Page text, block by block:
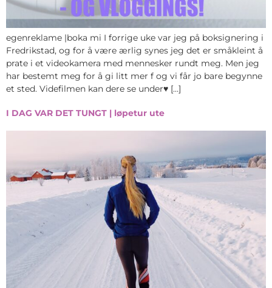
egenreklame |boka mi I forrige uke var jeg på boksignering i
Fredrikstad, og for å være ærlig synes jeg det er småkleint å
prate i et videokamera med mennesker rundt meg. Men jeg
har bestemt meg for å gi litt mer f og vi får jo bare begynne
et sted. Videfilmen kan dere se under♥ […]
I DAG VAR DET TUNGT | løpetur ute